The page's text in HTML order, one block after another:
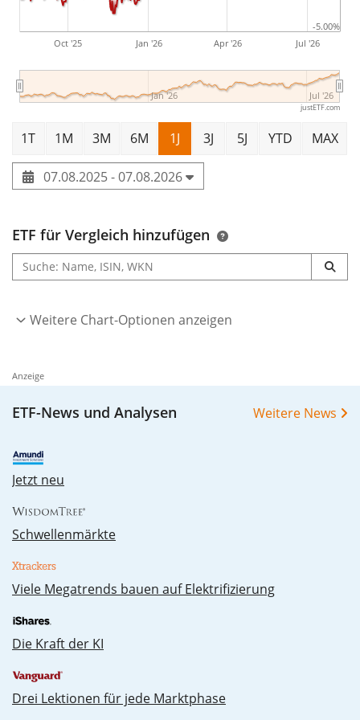
UCITS ETF ist ein kleiner ETF mit
Fondsvolumen
. Der ETF wurde
am 8. Januar 2021 in
Oct '25 Jan '26 Apr '26 Jul '26
Jan '26 Jul '26
-5.00%
justETF.com
1T 1M 3M 6M 1J 3J 5J YTD MAX
07.08.2025 - 07.08.2026
ETF für Vergleich hinzufügen
Weitere Chart-Optionen anzeigen
Anzeige
ETF-News und Analysen Weitere News
Jetzt neu
Schwellenmärkte
Vie­le Me­ga­trends bau­en auf Elek­tri­fi­zie­rung
Die Kraft der KI
Drei Lektionen für jede Marktphase